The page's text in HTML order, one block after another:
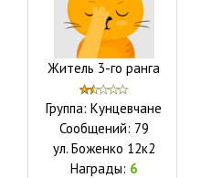
Житель 3-го ранга
Группа: Кунцевчане
Сообщений: 79
ул. Боженко 12к2
Награды: 6